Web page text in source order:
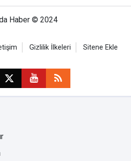
Haber © 2024
Gizlilik İlkeleri Sitene Ekle